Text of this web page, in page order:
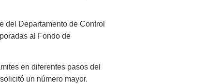
del Departamento de Control
al Fondo de
en diferentes pasos del
un número mayor.